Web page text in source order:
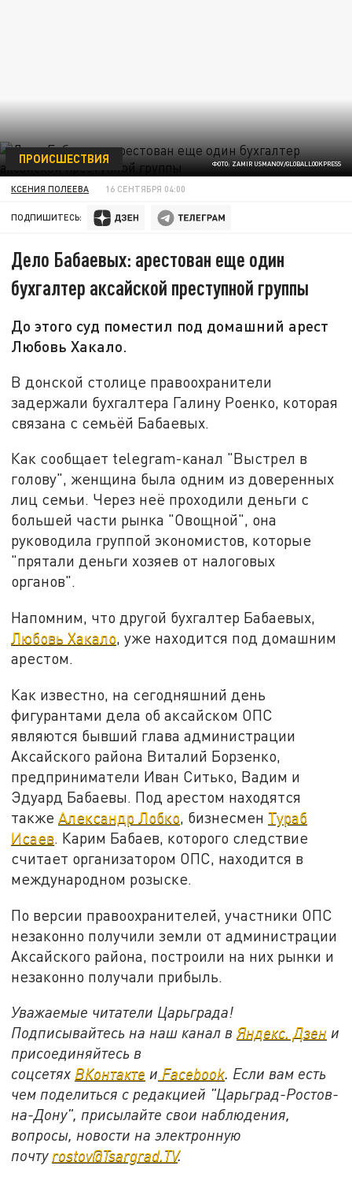
ФОТО: ZAMIR USMANOV/GLOBALLOOKPRESS
ПРОИСШЕСТВИЯ
КСЕНИЯ ПОЛЕЕВА 16 СЕНТЯБРЯ 04:00
ПОДПИШИТЕСЬ:
Дело Бабаевых: арестован еще один
бухгалтер аксайской преступной группы
До этого суд поместил под домашний арест
Любовь Хакало.
В донской столице правоохранители
задержали бухгалтера Галину Роенко, которая
связана с семьёй Бабаевых.
Как сообщает telegram-канал "Выстрел в
голову", женщина была одним из доверенных
лиц семьи. Через неё проходили деньги с
большей части рынка "Овощной", она
руководила группой экономистов, которые
"прятали деньги хозяев от налоговых
органов".
Напомним, что другой бухгалтер Бабаевых,
Любовь Хакало, уже находится под домашним
арестом.
Как известно, на сегодняшний день
фигурантами дела об аксайском ОПС
являются бывший глава администрации
Аксайского района Виталий Борзенко,
предприниматели Иван Ситько, Вадим и
Эдуард Бабаевы. Под арестом находятся
такжеАлександр Лобко, бизнесмен Тураб
Исаев. Карим Бабаев, которого следствие
считает организатором ОПС, находится в
международном розыске.
По версии правоохранителей, участники ОПС
незаконно получили земли от администрации
Аксайского района, построили на них рынки и
незаконно получали прибыль.
Уважаемые читатели Царьграда!
Подписывайтесь на наш канал вЯндекс. Дзен и
присоединяйтесь в
соцсетях ВКонтакте и Facebook. Если вам есть
чем поделиться с редакцией "Царьград-Ростов-
на-Дону", присылайте свои наблюдения,
вопросы, новости на электронную
почту rostov@Tsargrad.TV.